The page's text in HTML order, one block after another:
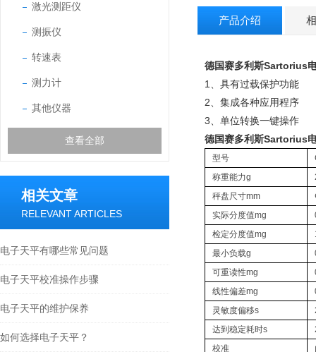
激光测距仪
测振仪
转速表
测力计
其他仪器
查看全部
相关文章
RELEVANT ARTICLES
电子天平有哪些常见问题
电子天平校准操作步骤
电子天平的维护保养
如何选择电子天平？
产品介绍
德国赛多利斯Sartorius
1、具有过载保护功能
2、集成各种应用程序
3、单位转换一键操作
德国赛多利斯Sartorius
型号
称重能力g
秤盘尺寸mm
实际分度值mg
检定分度值mg
最小负载g
可重读性mg
线性偏差mg
灵敏度偏移s
达到稳定耗时s
校准